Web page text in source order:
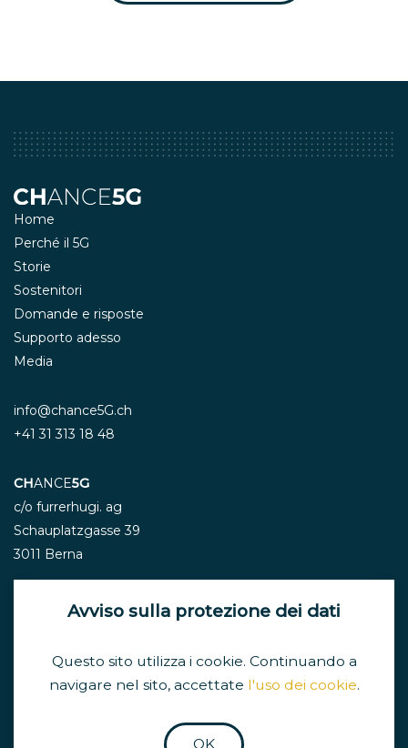
Avviso sulla protezione dei dati
Questo sito utilizza i cookie. Continuando a
navigare nel sito, accettate l'uso dei cookie.
OK
Home
Perché il 5G
Storie
Sostenitori
Domande e risposte
Supporto adesso
Media
info@chance5G.ch
+41 31 313 18 48
CHANCE5G
c/o furrerhugi. ag
Schauplatzgasse 39
3011 Berna
Impressum e Protezione dei dati